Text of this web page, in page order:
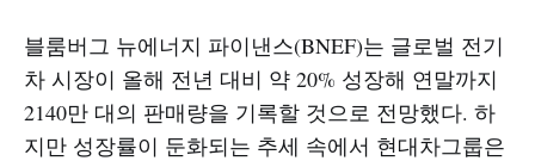
블룸버그 뉴에너지 파이낸스(BNEF)는 글로벌 전기
차 시장이 올해 전년 대비 약 20% 성장해 연말까지
2140만 대의 판매량을 기록할 것으로 전망했다. 하
지만 성장률이 둔화되는 추세 속에서 현대차그룹은